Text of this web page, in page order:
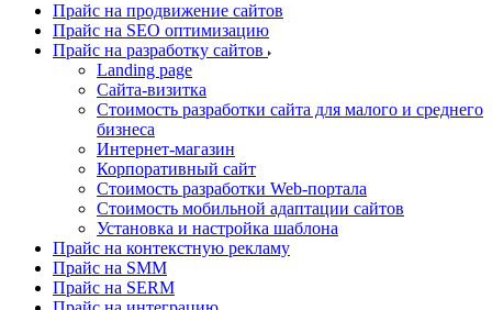
Прайс на продвижение сайтов
Прайс на SEO оптимизацию
Прайс на разработку сайтов
Landing page
Cайта-визитка
Стоимость разработки сайта для малого и среднего
бизнеса
Интернет-магазин
Корпоративный сайт
Стоимость разработки Web-портала
Стоимость мобильной адаптации сайтов
Установка и настройка шаблона
Прайс на контекстную рекламу
Прайс на SMM
Прайс на SERM